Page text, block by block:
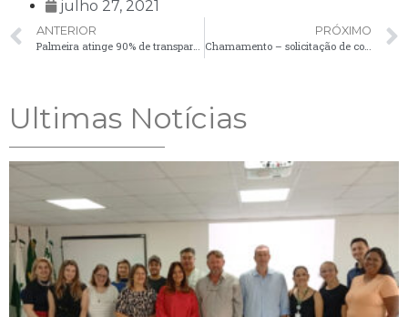
julho 27, 2021
ANTERIOR
Palmeira atinge 90% de transparência na vacinação da Covid-19, segundo TCE-PR
PRÓXIMO
Chamamento – solicitação de comparecimento de candidatos – 27/07
Ultimas Notícias